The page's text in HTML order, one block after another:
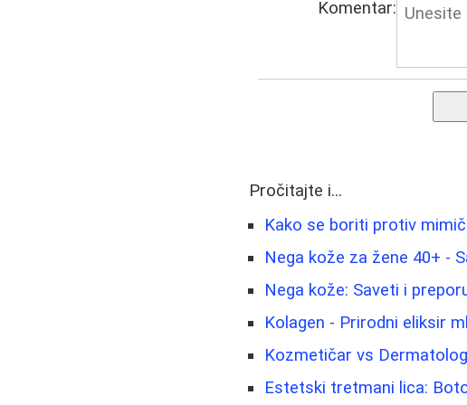
Komentar:
Pročitajte i...
Kako se boriti protiv
Nega kože za žene 40+ -
Nega kože: Saveti i
Kolagen - Prirodni eliksir
Kozmetičar vs
Estetski tretmani lica: